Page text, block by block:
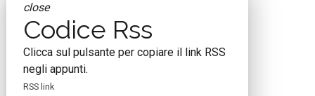
close
Codice Rss
Clicca sul pulsante per copiare il link RSS
negli appunti.
RSS link